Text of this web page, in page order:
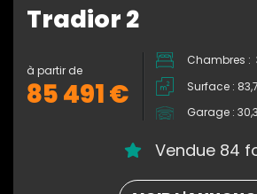
Tradior 2
à partir de
85 491 €
Chambres :
Surface :
Garage :
Vendue 84